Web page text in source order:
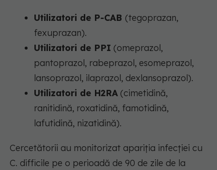
Utilizatori de P-CAB (tegoprazan,
fexuprazan).
Utilizatori de PPI (omeprazol,
pantoprazol, rabeprazol, esomeprazol,
lansoprazol, ilaprazol, dexlansoprazol).
Utilizatori de H2RA(cimetidină,
ranitidină, roxatidină, famotidină,
lafutidină, nizatidină).
Cercetătorii au monitorizat apariția infecției cu
C. difficile pe o perioadă de 90 de zile de la